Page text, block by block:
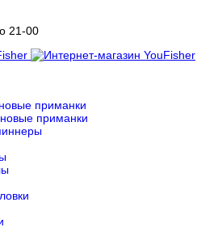
21-00
приманки
приманки